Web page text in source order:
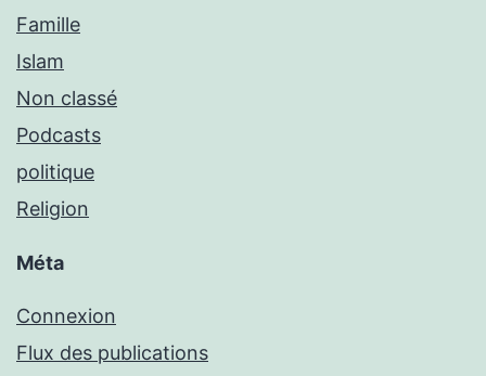
Famille
Islam
Non classé
Podcasts
politique
Religion
Méta
Connexion
Flux des publications